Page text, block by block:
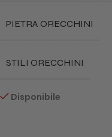
PIETRA ORECCHINI
STILI ORECCHINI
Disponibile